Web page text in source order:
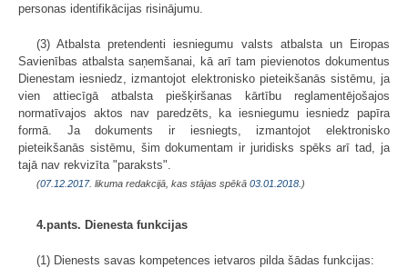
personas identifikācijas risinājumu.
(3) Atbalsta pretendenti iesniegumu valsts atbalsta un Eiropas
Savienības atbalsta saņemšanai, kā arī tam pievienotos dokumentus
Dienestam iesniedz, izmantojot elektronisko pieteikšanās sistēmu, ja
vien attiecīgā atbalsta piešķiršanas kārtību reglamentējošajos
normatīvajos aktos nav paredzēts, ka iesniegumu iesniedz papīra
formā. Ja dokuments ir iesniegts, izmantojot elektronisko
pieteikšanās sistēmu, šim dokumentam ir juridisks spēks arī tad, ja
tajā nav rekvizīta "paraksts".
(07.12.2017. likuma redakcijā, kas stājas spēkā 03.01.2018. )
4.pants. Dienesta funkcijas
(1) Dienests savas kompetences ietvaros pilda šādas funkcijas: